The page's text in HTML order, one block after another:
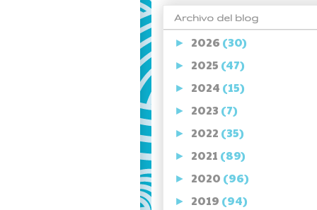
Archivo del blog
► 2026 (30)
► 2025 (47)
► 2024 (15)
► 2023 (7)
► 2022 (35)
► 2021 (89)
► 2020 (96)
► 2019 (94)